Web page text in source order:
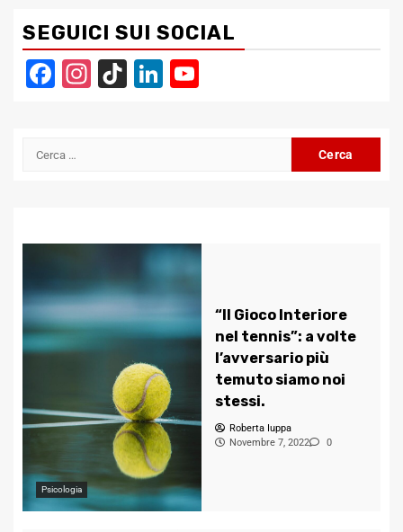
SEGUICI SUI SOCIAL
Facebook
Instagram
TikTokLinkedIn
Ricerca
Psicologia
“Il Gioco Interiore
nel tennis”: a volte
l’avversario più
temuto siamo noi
stessi.
Roberta Iuppa
Novembre 7, 2022
0